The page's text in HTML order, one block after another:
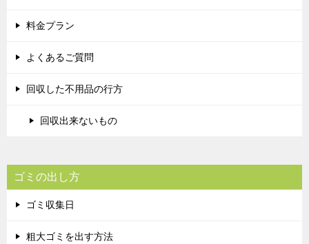
料金プラン
よくあるご質問
回収した不用品の行方
回収出来ないもの
ゴミの出し方
ゴミ収集日
粗大ゴミを出す方法